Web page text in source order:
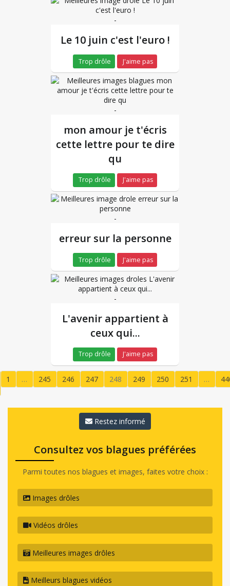
-
Le 10 juin c'est l'euro !
Trop drôle J'aime pas
-
mon amour je t'écris
cette lettre pour te dire
qu
Trop drôle J'aime pas
-
erreur sur la personne
Trop drôle J'aime pas
-
L'avenir appartient à
ceux qui...
Trop drôle J'aime pas
1 … 245 246 247
248
249 250 251 …
Restez informé
Consultez vos blagues préférées
Parmi toutes nos blagues et images, faites votre choix :
Images drôles
Vidéos drôles
Meilleures images drôles
Meilleurs blagues vidéos